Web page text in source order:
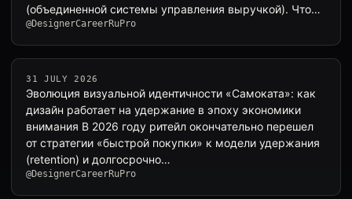
(объединенной системы управления выручкой). Чтобы
н…
@DesignerCareerRuPro
31 JULY 2026
Эволюция визуальной идентичности «Самоката»: как
дизайн работает на удержание в эпоху экономики
внимания В 2026 году ритейл окончательно перешел
от стратегии «быстрой покупки» к модели удержания
(retention) и долгосрочно…
@DesignerCareerRuPro